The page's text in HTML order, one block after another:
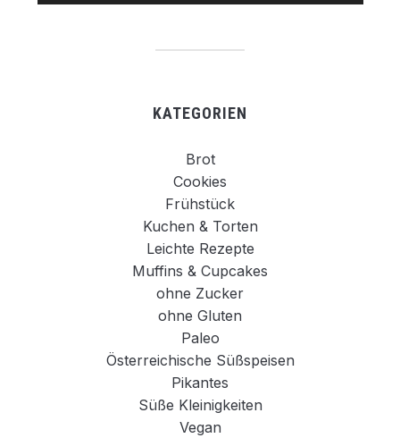
KATEGORIEN
Brot
Cookies
Frühstück
Kuchen & Torten
Leichte Rezepte
Muffins & Cupcakes
ohne Zucker
ohne Gluten
Paleo
Österreichische Süßspeisen
Pikantes
Süße Kleinigkeiten
Vegan